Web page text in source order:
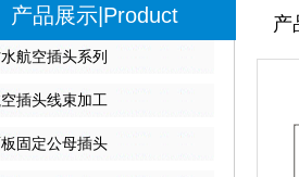
产品展示|Product
航空插头系列
插头线束加工
固定公母插头
产